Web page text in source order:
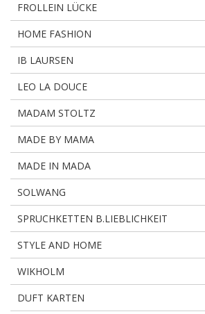
FROLLEIN LÜCKE
HOME FASHION
IB LAURSEN
LEO LA DOUCE
MADAM STOLTZ
MADE BY MAMA
MADE IN MADA
SOLWANG
SPRUCHKETTEN B.LIEBLICHKEIT
STYLE AND HOME
WIKHOLM
DUFT KARTEN